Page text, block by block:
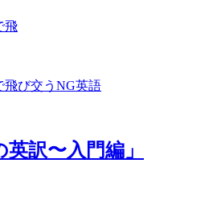
飛
飛び交うNG英語
訳〜入門編」